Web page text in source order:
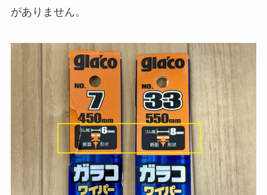
がありません。